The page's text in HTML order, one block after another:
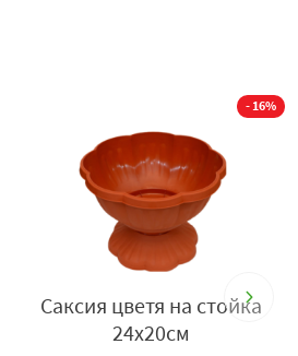
- 16%
Саксия цветя на стойка
24х20см